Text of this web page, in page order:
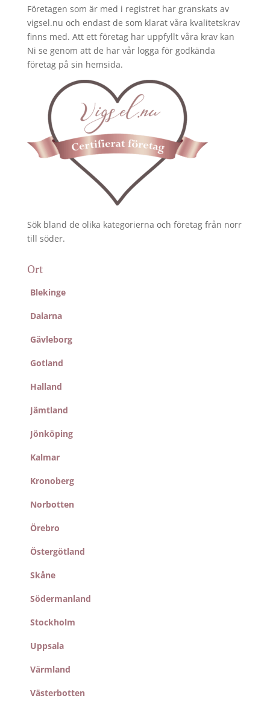
Företagen som är med i registret har granskats av
vigsel.nu och endast de som klarat våra kvalitetskrav
finns med. Att ett företag har uppfyllt våra krav kan
Ni se genom att de har vår logga för godkända
företag på sin hemsida.
Sök bland de olika kategorierna och företag från norr
till söder.
Ort
Blekinge
Dalarna
Gävleborg
Gotland
Halland
Jämtland
Jönköping
Kalmar
Kronoberg
Norbotten
Örebro
Östergötland
Skåne
Södermanland
Stockholm
Uppsala
Värmland
Västerbotten